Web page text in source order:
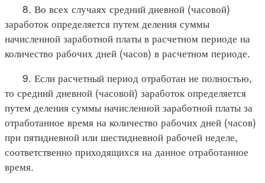
8. Во всех случаях средний дневной (часовой)
заработок определяется путем деления суммы
начисленной заработной платы в расчетном периоде на
количество рабочих дней (часов) в расчетном периоде.
9. Если расчетный период отработан не полностью,
то средний дневной (часовой) заработок определяется
путем деления суммы начисленной заработной платы за
отработанное время на количество рабочих дней (часов)
при пятидневной или шестидневной рабочей неделе,
соответственно приходящихся на данное отработанное
время.